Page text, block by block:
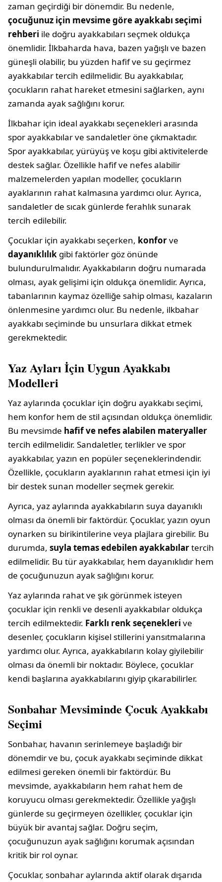
zaman geçirdiği bir dönemdir. Bu nedenle,
çocuğunuz için mevsime göre ayakkabı seçimi
rehberi ile doğru ayakkabıları seçmek oldukça
önemlidir. İlkbaharda hava, bazen yağışlı ve bazen
güneşli olabilir, bu yüzden hafif ve su geçirmez
ayakkabılar tercih edilmelidir. Bu ayakkabılar,
çocukların rahat hareket etmesini sağlarken, aynı
zamanda ayak sağlığını korur.
İlkbahar için ideal ayakkabı seçenekleri arasında
spor ayakkabılar ve sandaletler öne çıkmaktadır.
Spor ayakkabılar, yürüyüş ve koşu gibi aktivitelerde
destek sağlar. Özellikle hafif ve nefes alabilir
malzemelerden yapılan modeller, çocukların
ayaklarının rahat kalmasına yardımcı olur. Ayrıca,
sandaletler de sıcak günlerde ferahlık sunarak
tercih edilebilir.
Çocuklar için ayakkabı seçerken, konforve
dayanıklılık gibi faktörler göz önünde
bulundurulmalıdır. Ayakkabıların doğru numarada
olması, ayak gelişimi için oldukça önemlidir. Ayrıca,
tabanlarının kaymaz özelliğe sahip olması, kazaların
önlenmesine yardımcı olur. Bu nedenle, ilkbahar
ayakkabı seçiminde bu unsurlara dikkat etmek
gerekmektedir.
Yaz Ayları İçin Uygun Ayakkabı
Modelleri
Yaz aylarında çocuklar için doğru ayakkabı seçimi,
hem konfor hem de stil açısından oldukça önemlidir.
Bu mevsimde hafif ve nefes alabilen materyaller
tercih edilmelidir. Sandaletler, terlikler ve spor
ayakkabılar, yazın en popüler seçeneklerindendir.
Özellikle, çocukların ayaklarının rahat etmesi için iyi
bir destek sunan modeller seçmek gerekir.
Ayrıca, yaz aylarında ayakkabıların suya dayanıklı
olması da önemli bir faktördür. Çocuklar, yazın oyun
oynarken su birikintilerine veya plajlara girebilir. Bu
durumda, suyla temas edebilen ayakkabılartercih
edilmelidir. Bu tür ayakkabılar, hem dayanıklıdır hem
de çocuğunuzun ayak sağlığını korur.
Yaz aylarında rahat ve şık görünmek isteyen
çocuklar için renkli ve desenli ayakkabılar oldukça
tercih edilmektedir. Farklı renk seçenekleri ve
desenler, çocukların kişisel stillerini yansıtmalarına
yardımcı olur. Ayrıca, ayakkabıların kolay giyilebilir
olması da önemli bir noktadır. Böylece, çocuklar
kendi başlarına ayakkabılarını giyip çıkarabilirler.
Sonbahar Mevsiminde Çocuk Ayakkabı
Seçimi
Sonbahar, havanın serinlemeye başladığı bir
dönemdir ve bu, çocuk ayakkabı seçiminde dikkat
edilmesi gereken önemli bir faktördür. Bu
mevsimde, ayakkabıların hem rahat hem de
koruyucu olması gerekmektedir. Özellikle yağışlı
günlerde su geçirmeyen özellikler, çocuklar için
büyük bir avantaj sağlar. Doğru seçim,
çocuğunuzun ayak sağlığını korumak açısından
kritik bir rol oynar.
Çocuklar, sonbahar aylarında aktif olarak dışarıda